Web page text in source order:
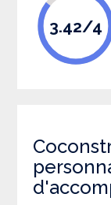
3.42/4